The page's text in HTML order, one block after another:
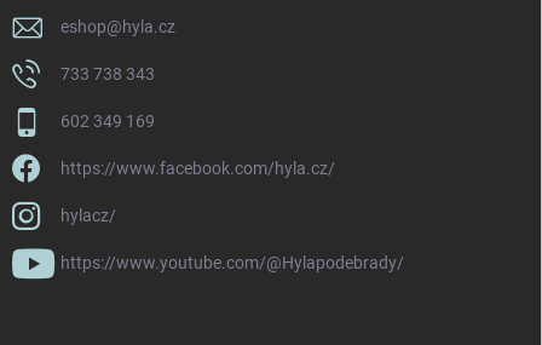
eshop@hyla.cz
733 738 343
602 349 169
https://www.facebook.com/hyla.cz/
hylacz/
https://www.youtube.com/@Hylapodebrady/